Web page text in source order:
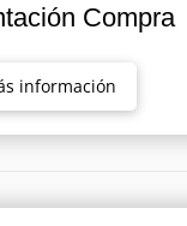
Compra
información